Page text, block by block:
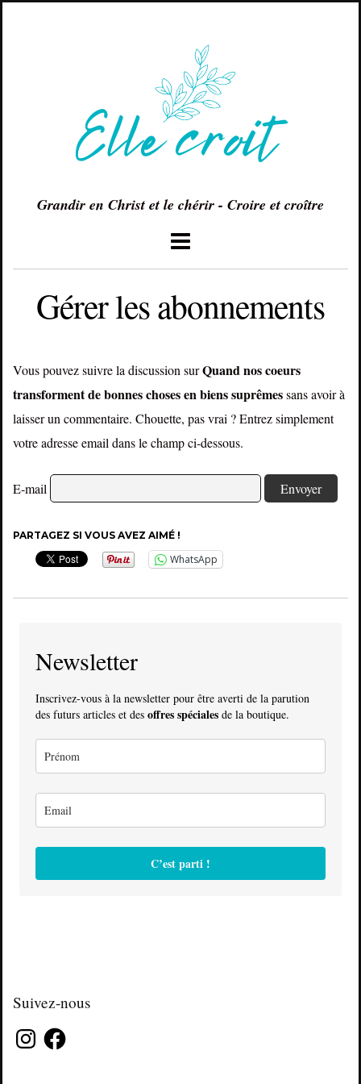
Grandir en Christ et le chérir - Croire et croître
Gérer les abonnements
Vous pouvez suivre la discussion surQuand nos coeurs
transforment de bonnes choses en biens suprêmessans avoir à
laisser un commentaire. Chouette, pas vrai ? Entrez simplement
votre adresse email dans le champ ci-dessous.
E-mail
PARTAGEZ SI VOUS AVEZ AIMÉ !
WhatsApp
Newsletter
Inscrivez-vous à la newsletter pour être averti de la parution
des futurs articles et des offres spéciales de la boutique.
C’est parti !
Suivez-nous
InstagramFacebook